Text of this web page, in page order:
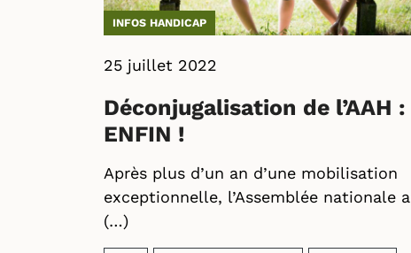
INFOS HANDICAP
25 juillet 2022
Déconjugalisation de l’AAH :
ENFIN !
Après plus d’un an d’une mobilisation
exceptionnelle, l’Assemblée nationale a
(…)